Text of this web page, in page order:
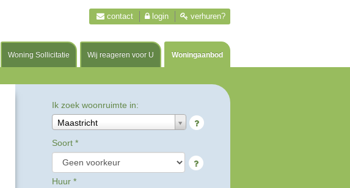
Woning Sollicitatie Wij reageren voor U Woningaanbod
contact login verhuren?
Ik zoek woonruimte in:
Maastricht
Soort *
Huur *